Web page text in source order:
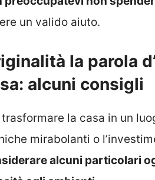
un valido aiuto.
la parola
alcuni consigli
trasformare la casa in un
mirabolanti o
alcuni particolari